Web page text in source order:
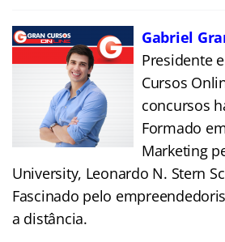
Gabriel
Presidente
Cursos
concursos
Formado
Marketing
University, Leonardo N. Stern
Fascinado pelo
a distância.